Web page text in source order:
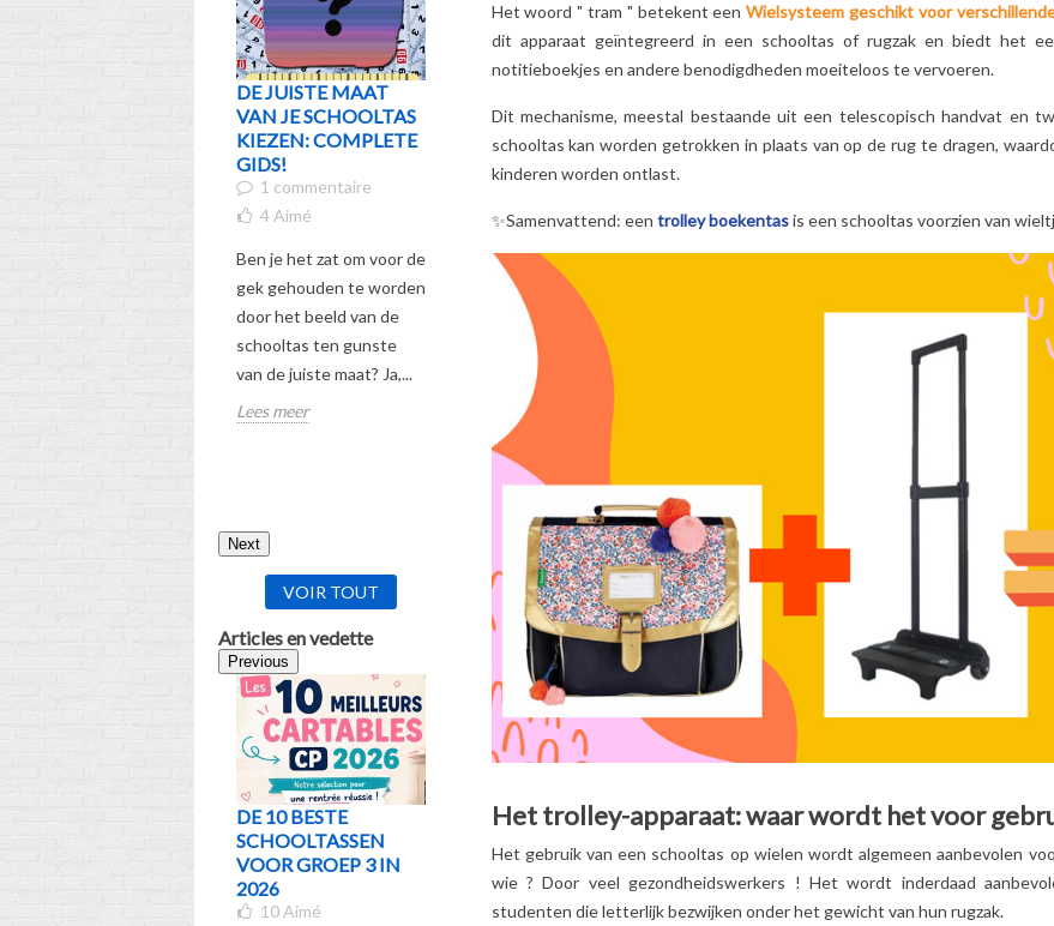
DE JUISTE MAAT
VAN JE SCHOOLTAS
KIEZEN: COMPLETE
GIDS!
1 commentaire
4 Aimé
Ben je het zat om voor de
gek gehouden te worden
door het beeld van de
schooltas ten gunste
van de juiste maat? Ja,...
Lees meer
ERVAAR HET
INNEMENDE
DISNEY-PERSONAGE
ZOALS JE HEM NOG
NOOIT EERDER
7Aimé
Ben je geïntrigeerd door
het vertederende
blauwe wezen genaamd
Stitch waar je kind
steeds over praat?
Ontdek het...
Lees meer
PAW PATROL:
NAMEN, KRACHTEN
10 Aimé
Wie zijn de PAW Patrol-
hun rollen en geheimen?
VERHAAL VAN
Ontdek het
verhaal van Spider
Man! Zijn afkomst
avonturen zullen
geen geheimen
Lees meer
Next
VOIR TOUT
Articles en vedette
Previous
DE 10 BESTE
SCHOOLTASSEN
VOOR GROEP 3 IN
2026
10 Aimé
WELKE SCHOOLTAS
VAN LEEFTIJD EN
KLAS? DE ULTIEME
GIDS
TOP 5
VOOR MEISJES!
2 Aimé
KNUFFELS LES
WAAROM
KINDEREN (EN
OUDERS OOK)
Het woord " tram " betekent eenWielsysteem geschikt voor
dit apparaat geïntegreerd in een schooltas of rugzak en biedt het
notitieboekjes en andere benodigdheden moeiteloos te vervoeren.
Dit mechanisme, meestal bestaande uit een telescopisch handvat en
schooltas kan worden getrokken in plaats van op de rug te dragen,
kinderen worden ontlast.
✨Samenvattend: een trolley boekentasis een schooltas voorzien van
Het trolley-apparaat: waar wordt het voor
Het gebruik van een schooltas op wielen wordt algemeen aanbevolen
wie ? Door veel gezondheidswerkers ! Het wordt inderdaad
studenten die letterlijk bezwijken onder het gewicht van hun rugzak.